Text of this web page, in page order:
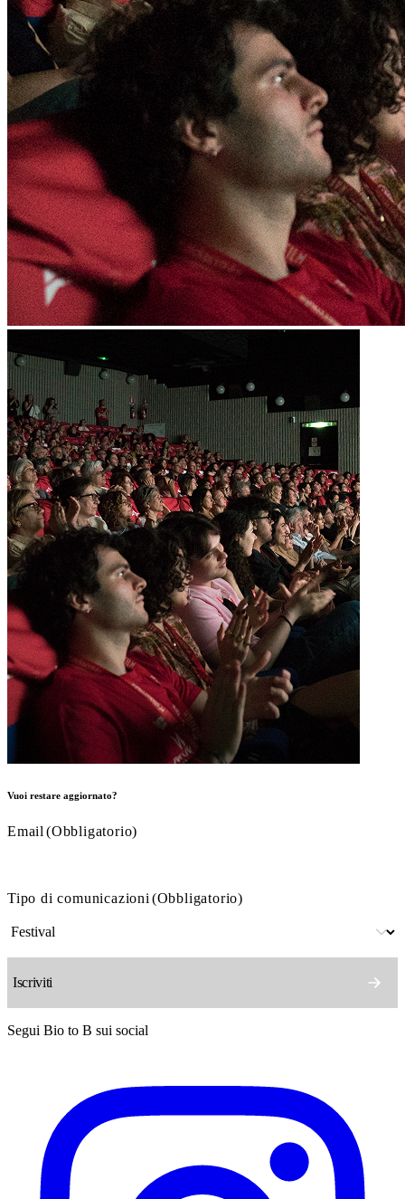
Vuoi restare aggiornato?
Email (Obbligatorio)
Tipo di comunicazioni (Obbligatorio)
Segui Bio to B sui social